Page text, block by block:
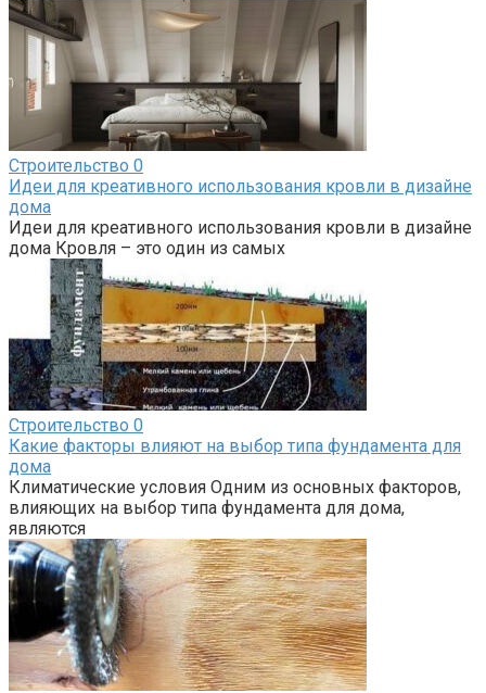
Строительство 0
Идеи для креативного использования кровли в дизайне
дома
Идеи для креативного использования кровли в дизайне
дома Кровля – это один из самых
Строительство 0
Какие факторы влияют на выбор типа фундамента для
дома
Климатические условия Одним из основных факторов,
влияющих на выбор типа фундамента для дома,
являются